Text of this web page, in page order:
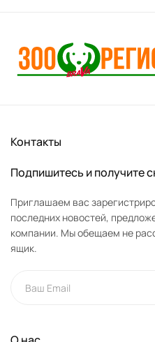
Контакты
Подпишитесь и получите
Приглашаем вас
последних новостей,
компании. Мы обещаем не
ящик.